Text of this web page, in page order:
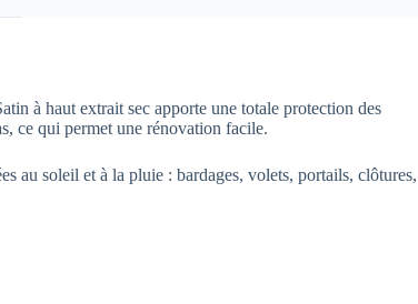
à haut extrait sec apporte une totale protection des
ce qui permet une rénovation facile.
au soleil et à la pluie : bardages, volets, portails, clôtures,